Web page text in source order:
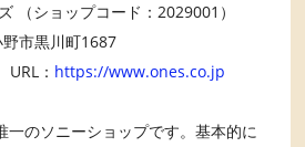
（ショップコード：2029001）
市黒川町1687
： https://www.ones.co.jp
一のソニーショップです。基本的に